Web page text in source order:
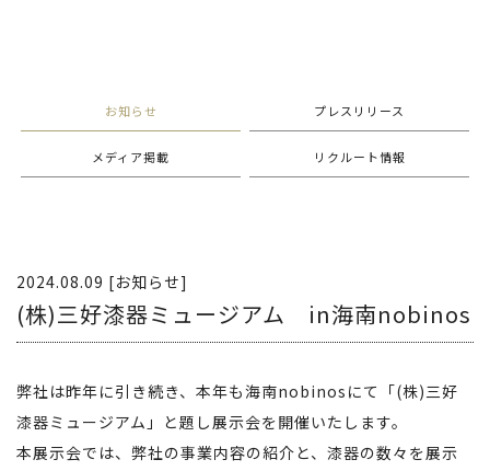
お知らせ プレスリリース
メディア掲載 リクルート情報
2024.08.09 [お知らせ]
(株)三好漆器ミュージアム in海南nobinos
弊社は昨年に引き続き、本年も海南nobinosにて「(株)三好
漆器ミュージアム」と題し展示会を開催いたします。
本展示会では、弊社の事業内容の紹介と、漆器の数々を展示